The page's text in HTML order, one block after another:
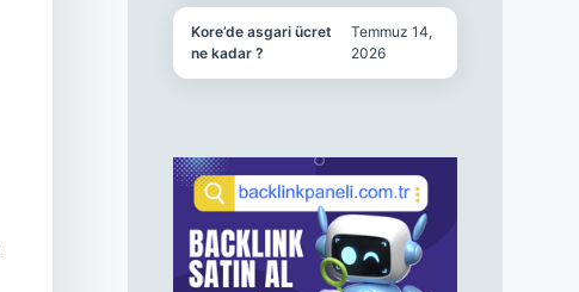
Kore’de asgari ücret
ne kadar ?
Temmuz 14,
2026